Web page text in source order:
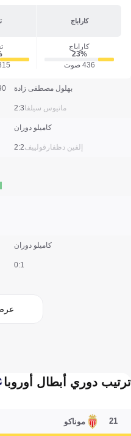
كاراباج
كاراباج
23‎%‎
436 صوت
815
بهلول مصطفى زادة
ماتيوس سيلفا3:2
+ 4'
كاميلو دوران
إلفين دظفارقولييف2:2
كاميلو دوران
1:0
ترتيب دوري أبطال أوروبا
21 موناكو